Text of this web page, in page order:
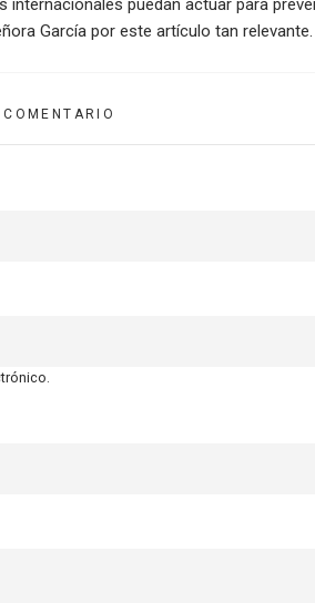
internacionales puedan actuar para
García por este artículo tan relevante.